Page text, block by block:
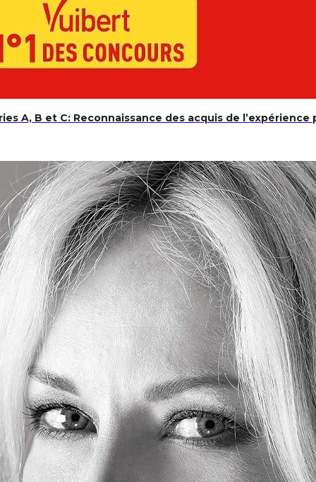
A, B et C: Reconnaissance des acquis de